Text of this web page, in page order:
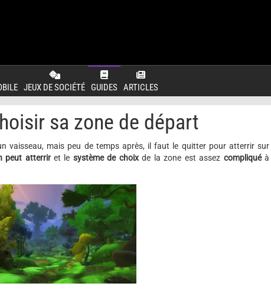
JEUX DE SOCIÉTÉ GUIDES ARTICLES
sa zone de départ
vaisseau, mais peu de temps après, il faut le quitter pour atterrir sur
peut atterriret le système de choixde la zone est assez compliquéà